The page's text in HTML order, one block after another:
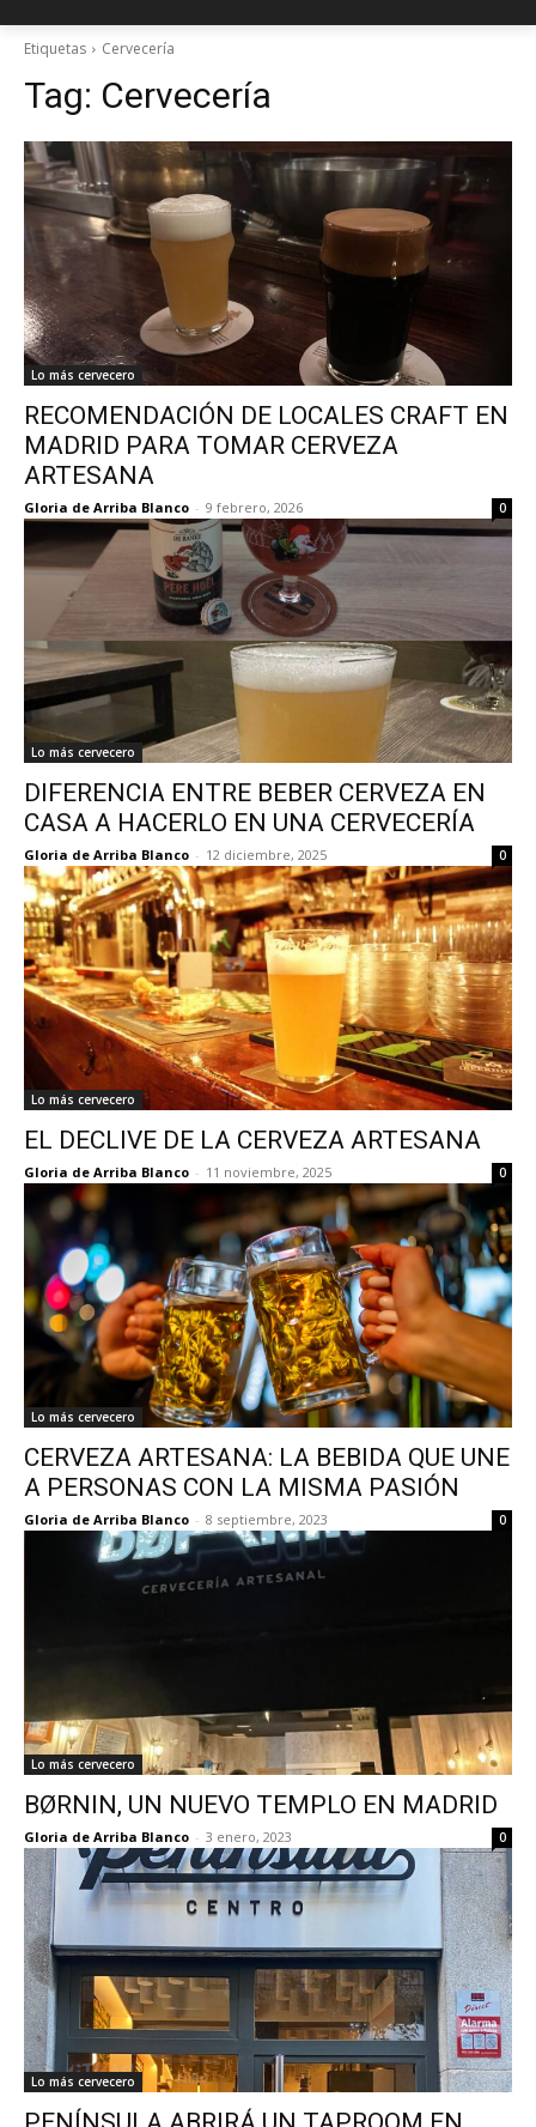
Etiquetas Cervecería
Tag: Cervecería
Lo más cervecero
RECOMENDACIÓN DE LOCALES CRAFT EN
MADRID PARA TOMAR CERVEZA
ARTESANA
Gloria de Arriba Blanco - 9 febrero, 2026 0
Lo más cervecero
DIFERENCIA ENTRE BEBER CERVEZA EN
CASA A HACERLO EN UNA CERVECERÍA
Gloria de Arriba Blanco - 12 diciembre, 2025 0
Lo más cervecero
EL DECLIVE DE LA CERVEZA ARTESANA
Gloria de Arriba Blanco - 11 noviembre, 2025 0
Lo más cervecero
CERVEZA ARTESANA: LA BEBIDA QUE UNE
A PERSONAS CON LA MISMA PASIÓN
Gloria de Arriba Blanco - 8 septiembre, 2023 0
Lo más cervecero
BØRNIN, UN NUEVO TEMPLO EN MADRID
Gloria de Arriba Blanco - 3 enero, 2023 0
Lo más cervecero